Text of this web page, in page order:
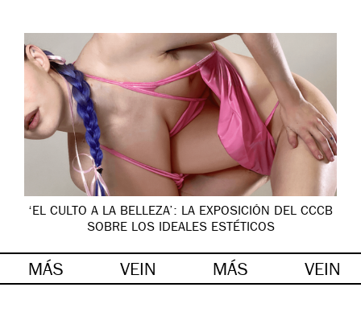
‘EL CULTO A LA BELLEZA’: LA EXPOSICIÓN DEL CCCB
SOBRE LOS IDEALES ESTÉTICOS
MÁS VEIN MÁS VEIN